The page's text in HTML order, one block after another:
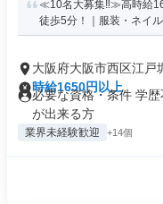
≪10名大募集‼≫高時給
徒歩5分！｜服装・ネイ
大阪府大阪市西区江戸
時給1650円以上
必要な資格・条件 学
が出来る方
業界未経験歓迎 +14個